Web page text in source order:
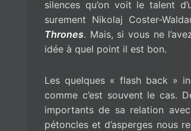
silences qu’on voit le talent
surement Nikolaj Coster-
Thrones. Mais, si vous ne
idée à quel point il est bon.
Les quelques « flash back »
comme c’est souvent le cas.
importants de sa relation
pétoncles et d’asperges nous